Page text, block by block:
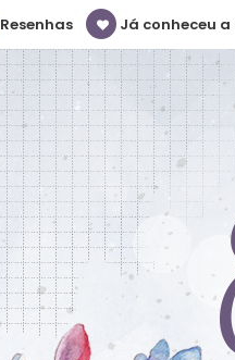
Resenhas Já conheceu a